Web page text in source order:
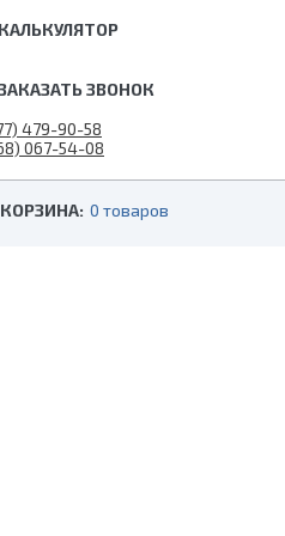
КАЛЬКУЛЯТОР
ЗВОНОК
479-90-58
067-54-08
КОРЗИНА: 0 товаров